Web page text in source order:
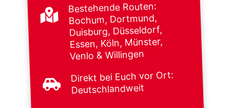
Bestehende Routen:
Bochum, Dortmund,
Duisburg, Düsseldorf,
Essen, Köln, Münster,
Venlo & Willingen
Direkt bei Euch vor Ort:
Deutschlandweit